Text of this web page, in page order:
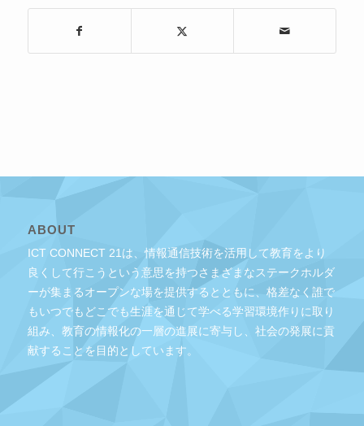
ABOUT
ICT CONNECT 21は、情報通信技術を活用して教育をより
良くして行こうという意思を持つさまざまなステークホルダ
ーが集まるオープンな場を提供するとともに、格差なく誰で
もいつでもどこでも生涯を通じて学べる学習環境作りに取り
組み、教育の情報化の一層の進展に寄与し、社会の発展に貢
献することを目的としています。